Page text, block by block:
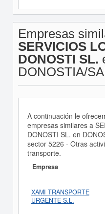
Empresas
SERVICIOS
DONOSTI SL.
DONOSTIA/
A continuación le
empresas similares a
DONOSTI SL. en
sector 5226 - Otras
transporte.
Empresa
XAMI TRANSPORTE
URGENTE S.L.